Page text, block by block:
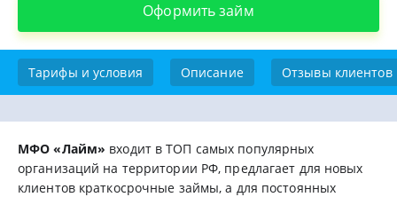
Оформить займ
Тарифы и условия Описание Отзывы клиентов
МФО «Лайм» входит в ТОП самых популярных
организаций на территории РФ, предлагает для новых
клиентов краткосрочные займы, а для постоянных